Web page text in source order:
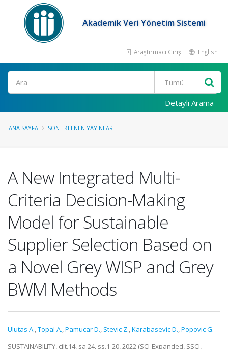
Akademik Veri Yönetim Sistemi
Araştırmacı Girişi English
Ara
Detaylı Arama
ANA SAYFA SON EKLENEN YAYINLAR
A New Integrated Multi-
Criteria Decision-Making
Model for Sustainable
Supplier Selection Based on
a Novel Grey WISP and Grey
BWM Methods
Ulutas A.,Topal A.,Pamucar D., Stevic Z.,Karabasevic D.,Popovic G.
SUSTAINABILITY, cilt.14, sa.24, ss.1-20, 2022 (SCI-Expanded, SSCI,